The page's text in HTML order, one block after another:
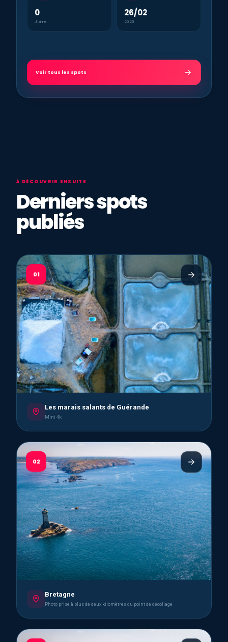
0
J’aime
26/02
2025
Voir tous les spots
À DÉCOUVRIR ENSUITE
Derniers spots
publiés
01
Les marais salants de Guérande
Mini 4k
02
Bretagne
Photo prise à plus de deux kilomètres du point de décollage